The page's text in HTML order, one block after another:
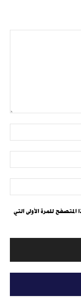
للمرة الأولى التي